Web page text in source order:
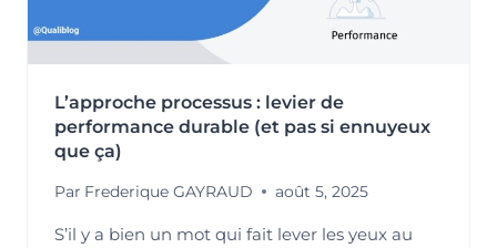
L’approche processus : levier de
performance durable (et pas si ennuyeux
que ça)
Par Frederique GAYRAUD août 5, 2025
S’il y a bien un mot qui fait lever les yeux au